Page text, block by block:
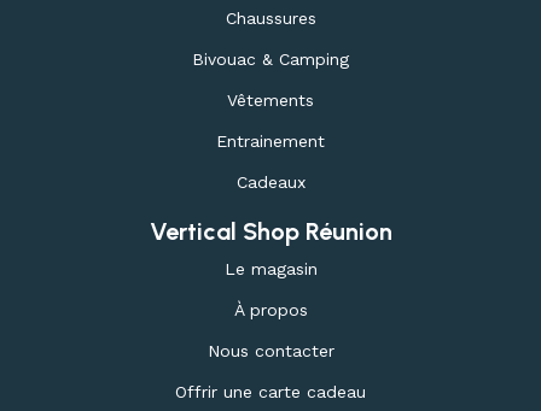
Chaussures
Bivouac & Camping
Vêtements
Entrainement
Cadeaux
Vertical Shop Réunion
Le magasin
À propos
Nous contacter
Offrir une carte cadeau